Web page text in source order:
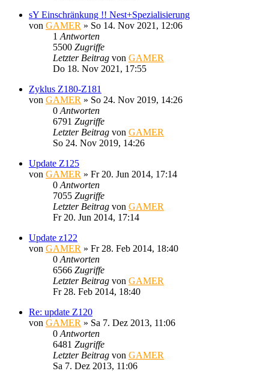
sY Einschränkung !! Nest+Spezialisierung
von GAMER » So 14. Nov 2021, 12:06
1 Antworten
5500 Zugriffe
Letzter Beitrag von GAMER
Do 18. Nov 2021, 17:55
Zyklus Z180-Z181
von GAMER » So 24. Nov 2019, 14:26
0 Antworten
6791 Zugriffe
Letzter Beitrag von GAMER
So 24. Nov 2019, 14:26
Update Z125
von GAMER » Fr 20. Jun 2014, 17:14
0 Antworten
7055 Zugriffe
Letzter Beitrag von GAMER
Fr 20. Jun 2014, 17:14
Update z122
von GAMER » Fr 28. Feb 2014, 18:40
0 Antworten
6566 Zugriffe
Letzter Beitrag von GAMER
Fr 28. Feb 2014, 18:40
Re: update Z120
von GAMER » Sa 7. Dez 2013, 11:06
0 Antworten
6481 Zugriffe
Letzter Beitrag von GAMER
Sa 7. Dez 2013, 11:06